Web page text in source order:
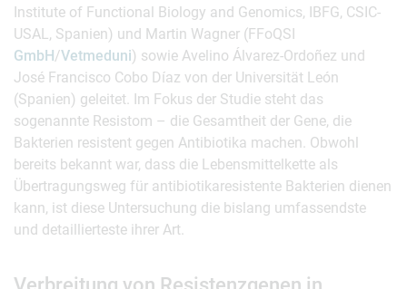
Institute of Functional Biology and Genomics, IBFG, CSIC-
USAL, Spanien) und Martin Wagner (FFoQSI
GmbH/Vetmeduni) sowie Avelino Álvarez-Ordoñez und
José Francisco Cobo Díaz von der Universität León
(Spanien) geleitet. Im Fokus der Studie steht das
sogenannte Resistom – die Gesamtheit der Gene, die
Bakterien resistent gegen Antibiotika machen. Obwohl
bereits bekannt war, dass die Lebensmittelkette als
Übertragungsweg für antibiotikaresistente Bakterien dienen
kann, ist diese Untersuchung die bislang umfassendste
und detaillierteste ihrer Art.